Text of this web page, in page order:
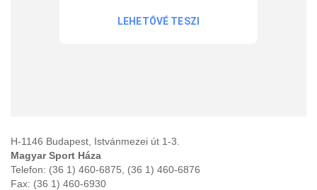
H-1146 Budapest, Istvánmezei út 1-3.
Magyar Sport Háza
Telefon: (36 1) 460-6875, (36 1) 460-6876
Fax: (36 1) 460-6930